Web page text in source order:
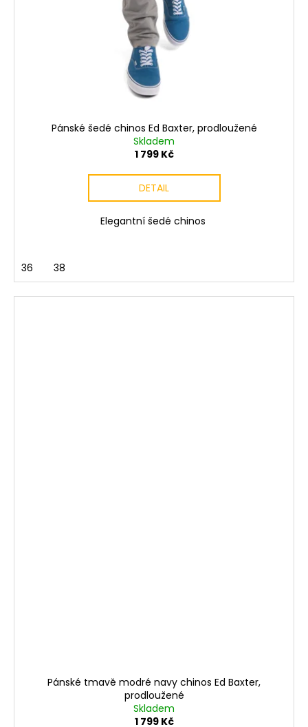
Pánské šedé chinos Ed Baxter, prodloužené
Skladem
1 799 Kč
DETAIL
Elegantní šedé chinos
36 38
Pánské tmavě modré navy chinos Ed Baxter,
prodloužené
Skladem
1 799 Kč